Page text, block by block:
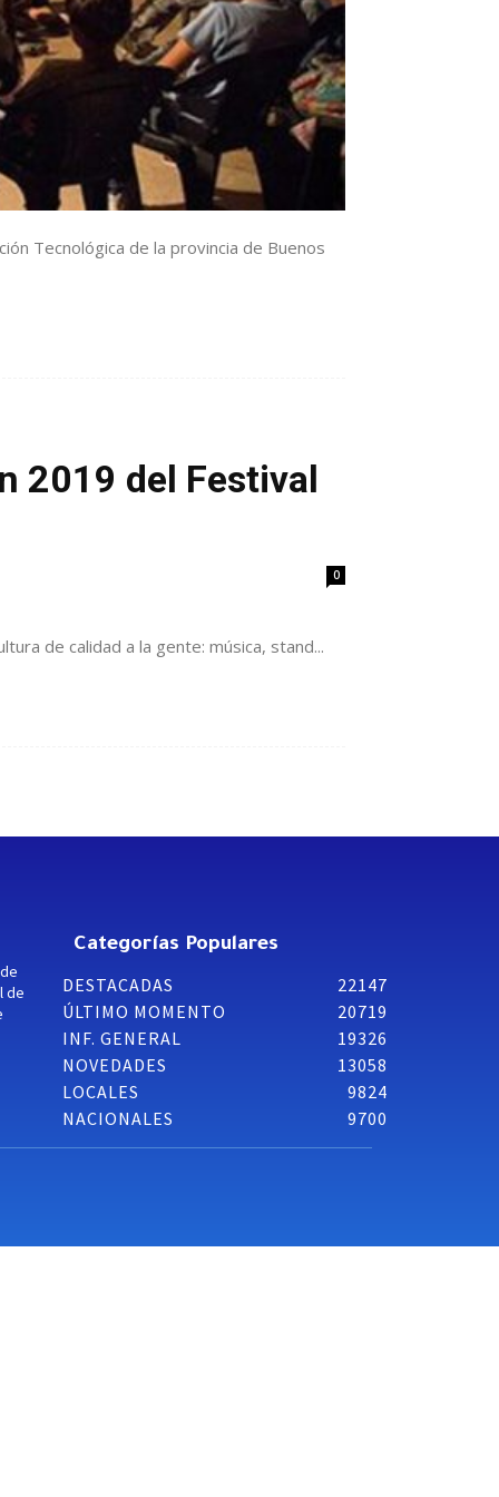
Tecnológica de la provincia de Buenos
2019 del Festival
0
de calidad a la gente: música, stand...
de
Categorías Populares
DESTACADAS
22147
ÚLTIMO MOMENTO
20719
INF. GENERAL
19326
NOVEDADES
13058
LOCALES
9824
NACIONALES
9700